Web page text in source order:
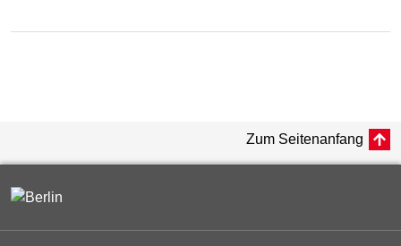
Zum Seitenanfang